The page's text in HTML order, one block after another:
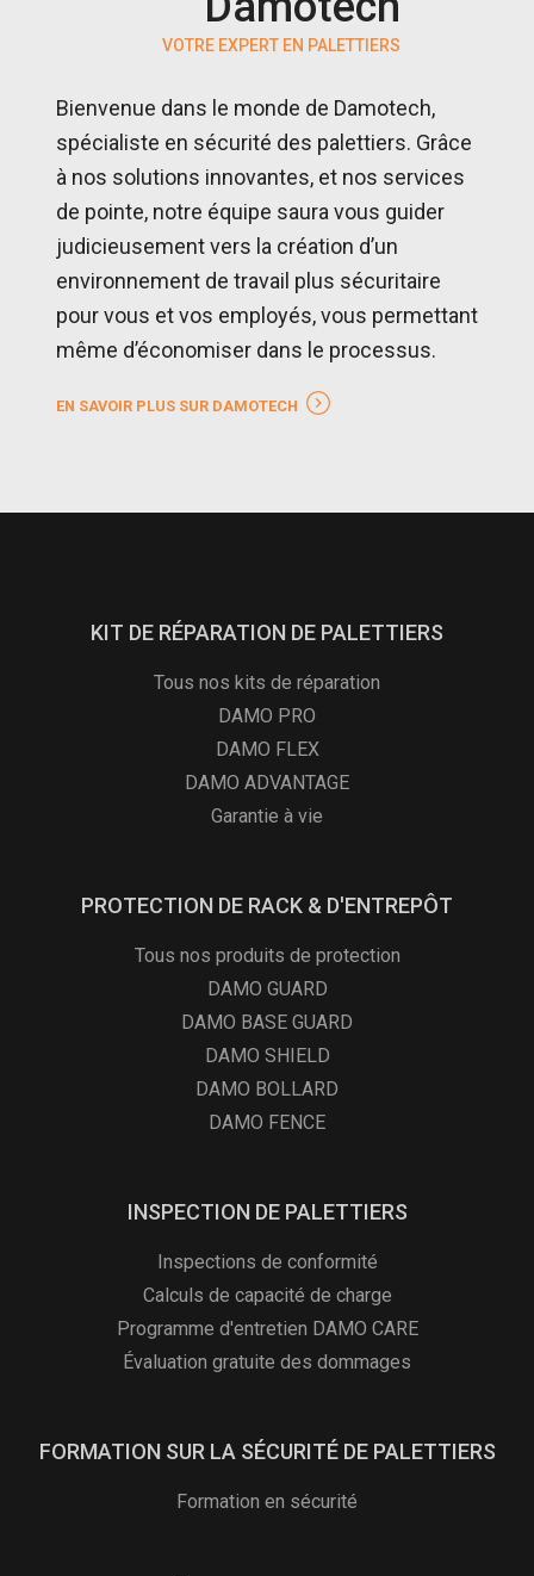
VOTRE EXPERT EN PALETTIERS
Bienvenue dans le monde de Damotech,
spécialiste en sécurité des palettiers. Grâce
à nos solutions innovantes, et nos services
de pointe, notre équipe saura vous guider
judicieusement vers la création d’un
environnement de travail plus sécuritaire
pour vous et vos employés, vous permettant
même d’économiser dans le processus.
EN SAVOIR PLUS SUR DAMOTECH
KIT DE RÉPARATION DE PALETTIERS
Tous nos kits de réparation
DAMO PRO
DAMO FLEX
DAMO ADVANTAGE
Garantie à vie
PROTECTION DE RACK & D'ENTREPÔT
Tous nos produits de protection
DAMO GUARD
DAMO BASE GUARD
DAMO SHIELD
DAMO BOLLARD
DAMO FENCE
INSPECTION DE PALETTIERS
Inspections de conformité
Calculs de capacité de charge
Programme d'entretien DAMO CARE
Évaluation gratuite des dommages
FORMATION SUR LA SÉCURITÉ DE PALETTIERS
Formation en sécurité